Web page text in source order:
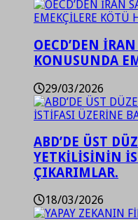
OECD’DEN
KONUSUNDA
29/03/2026
ABD’DE ÜST
YETKİLİSİNİN
ÇIKARIMLAR.
18/03/2026